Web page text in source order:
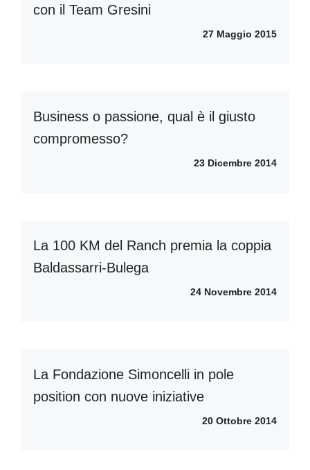
con il Team Gresini
27 Maggio 2015
Business o passione, qual è il giusto
compromesso?
23 Dicembre 2014
La 100 KM del Ranch premia la coppia
Baldassarri-Bulega
24 Novembre 2014
La Fondazione Simoncelli in pole
position con nuove iniziative
20 Ottobre 2014